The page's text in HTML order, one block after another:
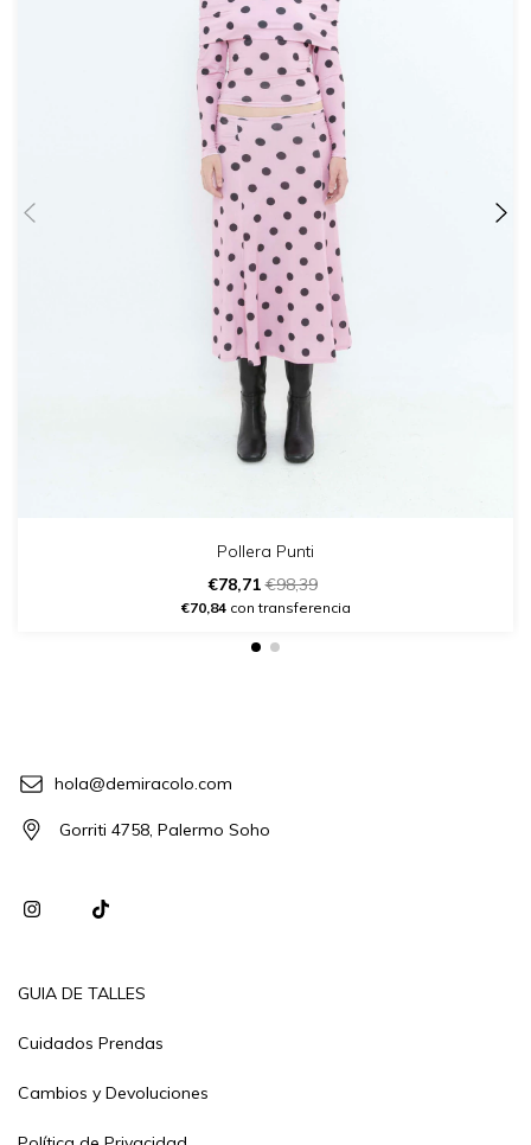
Pollera Punti
€78,71€98,39
€70,84con transferencia
hola@demiracolo.com
Gorriti 4758, Palermo Soho
GUIA DE TALLES
Cuidados Prendas
Cambios y Devoluciones